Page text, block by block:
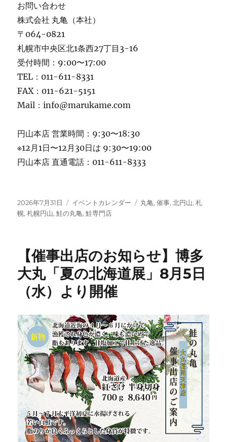
お問い合わせ
株式会社 丸亀（本社）
〒064-0821
札幌市中央区北1条西27丁目3-16
受付時間：9:00〜17:00
TEL：011-611-8331
FAX：011-621-5151
Mail：info@marukame.com
円山本店 営業時間：9:30〜18:30
※12月1日〜12月30日は 9:30〜19:00
円山本店 直通電話：011-611-8333
投
稿
2026年7月31日
カ
テ
イベントカレンダー
タ
丸亀,催事,北円山,札
幌,札幌円山,鮭の丸亀,鮭専門店
【催事出店のお知らせ】博多
大丸「夏の北海道展」8月5日
（水）より開催